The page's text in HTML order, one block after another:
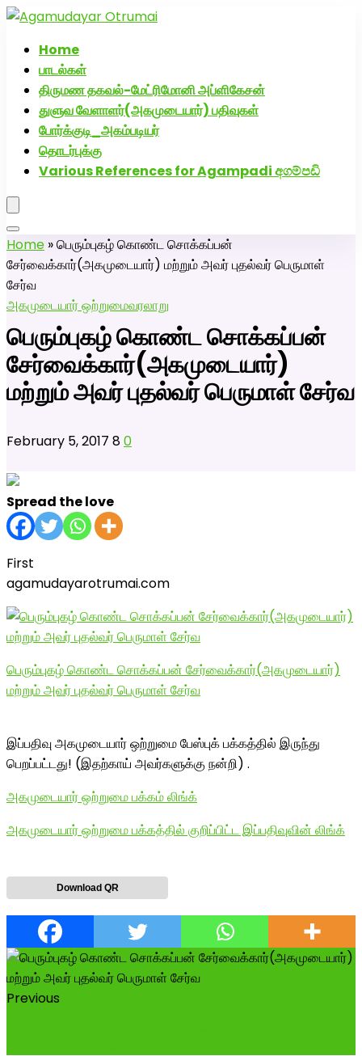
Home
பாடல்கள்
திருமண தகவல்-மேட்ரிமோனி அப்ளிகேசன்
துளுவ வேளாளர்(அகமுடையார்) பதிவுகள்
போர்க்குடி_அகம்படியர்
தொடர்புக்கு
Various References for Agampadi අගම්පඩි
Home »பெரும்புகழ் கொண்ட சொக்கப்பன்
சேர்வைக்கார்(அகமுடையார்) மற்றும் அவர் புதல்வர் பெருமாள்
சேர்வ
அகமுடையார் ஒற்றுமைவரலாறு
பெரும்புகழ் கொண்ட சொக்கப்பன்
சேர்வைக்கார்(அகமுடையார்)
மற்றும் அவர் புதல்வர் பெருமாள் சேர்வ
February 5, 2017 80
Spread the love
First
agamudayarotrumai.com
பெரும்புகழ் கொண்ட சொக்கப்பன் சேர்வைக்கார்(அகமுடையார்)
மற்றும் அவர் புதல்வர் பெருமாள் சேர்வ
இப்பதிவு அகமுடையார் ஒற்றுமை பேஸ்புக் பக்கத்தில் இருந்து
பெறப்பட்டது! (இதற்காய் அவர்களுக்கு நன்றி) .
அகமுடையார் ஒற்றுமை பக்கம் லிங்க்
அகமுடையார் ஒற்றுமை பக்கத்தில் குறிப்பிட்ட இப்பதிவுவின் லிங்க்
Download QR
Previous
அகமுடையார் திருமண வரன்களுக்கு அகமுடையார்மேட்ரி-